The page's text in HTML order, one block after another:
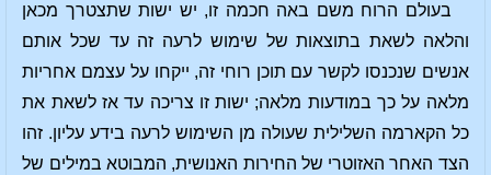
בעולם הרוח משם באה חכמה זו, יש ישות שתצטרך מכאן
והלאה לשאת בתוצאות של שימוש לרעה זה עד שכל אותם
אנשים שנכנסו לקשר עם תוכן רוחי זה, ייקחו על עצמם אחריות
מלאה על כך במודעות מלאה; ישות זו צריכה עד אז לשאת את
כל הקארמה השלילית שעולה מן השימוש לרעה בידע עליון. זהו
הצד האחר האזוטרי של החירות האנושית, המבוטא במילים של